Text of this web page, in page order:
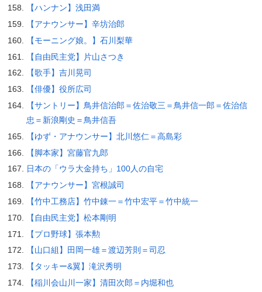
【ハンナン】浅田満
【アナウンサー】辛坊治郎
【モーニング娘。】石川梨華
【自由民主党】片山さつき
【歌手】吉川晃司
【俳優】役所広司
【サントリー】鳥井信治郎＝佐治敬三＝鳥井信一郎＝佐治信
忠＝新浪剛史＝鳥井信吾
【ゆず・アナウンサー】北川悠仁＝高島彩
【脚本家】宮藤官九郎
日本の「ウラ大金持ち」100人の自宅
【アナウンサー】宮根誠司
【竹中工務店】竹中錬一＝竹中宏平＝竹中統一
【自由民主党】松本剛明
【プロ野球】張本勲
【山口組】田岡一雄＝渡辺芳則＝司忍
【タッキー&翼】滝沢秀明
【稲川会山川一家】清田次郎＝内堀和也